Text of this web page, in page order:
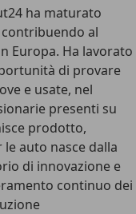
ha maturato
al
Europa. Ha lavorato
di provare
e usate, nel
presenti su
prodotto,
auto nasce dalla
di innovazione e
continuo dei